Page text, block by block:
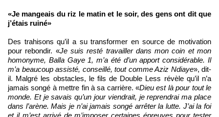
«Je mangeais du riz le matin et le soir, des gens ont dit que
j’étais ruiné»
Des trahisons qu’il a su transformer en source de motivation
pour rebondir. «Je suis resté travailler dans mon coin et mon
homonyme, Balla Gaye 1, m’a été d’un apport considérable. Il
m’a beaucoup assisté, conseillé, tout comme Aziz Ndiaye», dit-
il. Malgré les obstacles, le fils de Double Less révèle qu’il n’a
jamais songé à mettre fin à sa carrière. «Dieu est là pour tout le
monde. Et je savais qu’un jour viendrait, je reprendrai ma place
dans l’arène. Mais je n’ai jamais songé arrêter la lutte. J’ai la foi
et il m’est arrivé de m’imposer certaines épreuves pour tester